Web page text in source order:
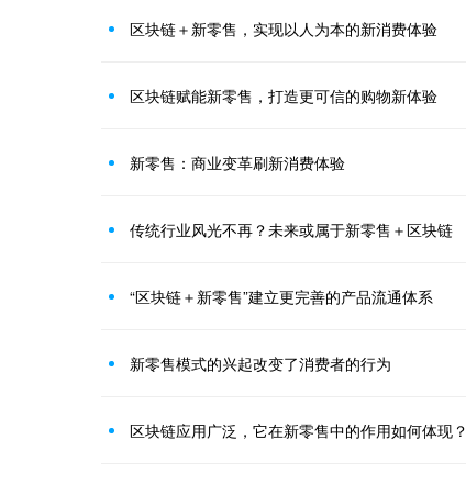
区块链＋新零售，实现以人为本的新消费体验
区块链赋能新零售，打造更可信的购物新体验
新零售：商业变革刷新消费体验
传统行业风光不再？未来或属于新零售＋区块链
“区块链＋新零售”建立更完善的产品流通体系
新零售模式的兴起改变了消费者的行为
区块链应用广泛，它在新零售中的作用如何体现？